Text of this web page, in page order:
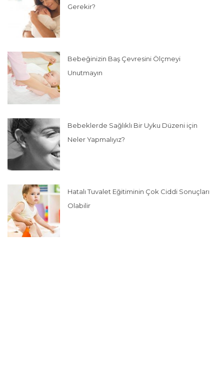
Gerekir?
Bebeğinizin Baş Çevresini Ölçmeyi
Unutmayın
Bebeklerde Sağlıklı Bir Uyku Düzeni için
Neler Yapmalıyız?
Hatalı Tuvalet Eğitiminin Çok Ciddi Sonuçları
Olabilir